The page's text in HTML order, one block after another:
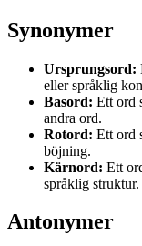
Synonymer
Ursprungsord:
eller språklig
Basord: Ett ord
andra ord.
Rotord: Ett ord
böjning.
Kärnord: Ett
språklig struktur.
Antonymer